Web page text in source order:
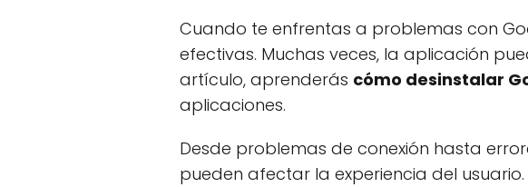
Cuando te enfrentas a problemas con
efectivas. Muchas veces, la aplicación
artículo, aprenderás cómo desinstalar
aplicaciones.
Desde problemas de conexión hasta
pueden afectar la experiencia del